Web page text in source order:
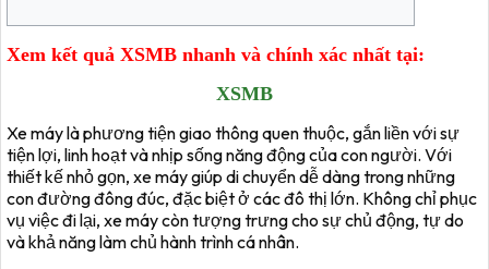
Xem kết quả XSMB nhanh và chính xác nhất tại:
XSMB
Xe máy là phương tiện giao thông quen thuộc, gắn liền với sự
tiện lợi, linh hoạt và nhịp sống năng động của con người. Với
thiết kế nhỏ gọn, xe máy giúp di chuyển dễ dàng trong những
con đường đông đúc, đặc biệt ở các đô thị lớn. Không chỉ phục
vụ việc đi lại, xe máy còn tượng trưng cho sự chủ động, tự do
và khả năng làm chủ hành trình cá nhân.